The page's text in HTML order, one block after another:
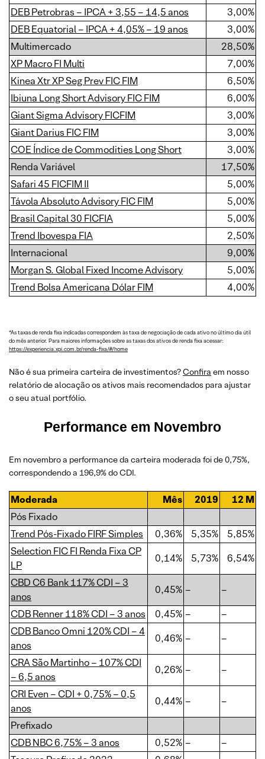
DEB Petrobras – IPCA + 3,55 – 14,5 anos
3,00%
DEB Equatorial – IPCA + 4,05% – 19 anos
3,00%
Multimercado
28,50%
XP Macro FI Multi
7,00%
Kinea Xtr XP Seg Prev FIC FIM
6,50%
Ibiuna Long Short Advisory FIC FIM
6,00%
Giant Sigma Advisory FICFIM
3,00%
Giant Darius FIC FIM
3,00%
COE Índice de Commodities Long Short
3,00%
Renda Variável
17,50%
Safari 45 FICFIM II
5,00%
Távola Absoluto Advisory FIC FIM
5,00%
Brasil Capital 30 FICFIA
5,00%
Trend Ibovespa FIA
2,50%
Internacional
9,00%
Morgan S. Global Fixed Income Advisory
5,00%
Trend Bolsa Americana Dólar FIM
4,00%
*As taxas de renda fixa indicadas correspondem às taxa de negociação de cada ativo no último dia útil
do mês anterior. Para maiores informações sobre as taxas dos ativos de renda fixa acessar:
https://experiencia.xpi.com.br/renda-fixa/#/home
Não é sua primeira carteira de investimentos?Confira em nosso
relatório de alocação os ativos mais recomendados para ajustar
o seu atual portfólio.
Performance em Novembro
Em novembro a performance da carteira moderada foi de 0,75%,
correspondendo a 196,9% do CDI.
Moderada Mês 2019
12 M
Pós Fixado
Trend Pós-Fixado FIRF Simples
0,36% 5,35%
5,85%
Selection FIC FI Renda Fixa CP
LP
0,14% 5,73%
6,54%
CBD C6 Bank 117% CDI – 3
anos
0,45% –
–
CDB Renner 118% CDI – 3 anos
0,45% –
–
CDB Banco Omni 120% CDI – 4
anos
0,46% –
–
CRA São Martinho – 107% CDI
– 6,5 anos
0,26% –
–
CRI Even – CDI + 0,75% – 0,5
anos
0,44% –
–
Prefixado
CDB NBC 6,75% – 3 anos
0,52% –
–